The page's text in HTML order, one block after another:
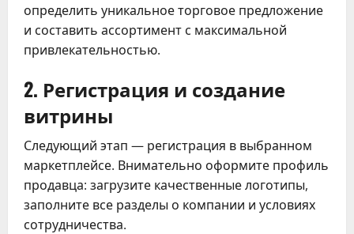
определить уникальное торговое предложение
и составить ассортимент с максимальной
привлекательностью.
2. Регистрация и создание
витрины
Следующий этап — регистрация в выбранном
маркетплейсе. Внимательно оформите профиль
продавца: загрузите качественные логотипы,
заполните все разделы о компании и условиях
сотрудничества.